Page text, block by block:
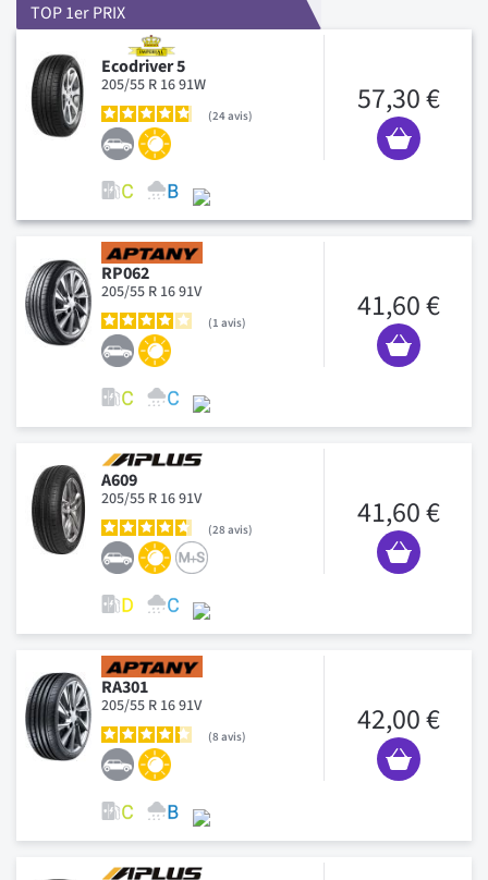
TOP 1er PRIX
Ecodriver 5
205/55 R 16 91W
24avis 57,30 €
RP062
205/55 R 16 91V
1 avis 41,60 €
A609
205/55 R 16 91V
28 avis 41,60 €
RA301
205/55 R 16 91V
8 avis 42,00 €